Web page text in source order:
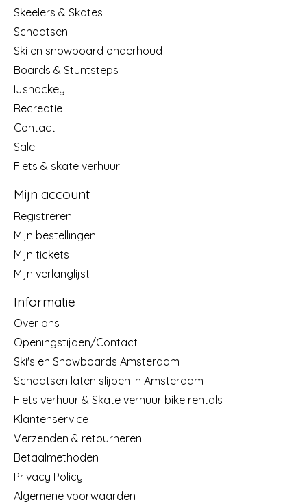
Skeelers & Skates
Schaatsen
Ski en snowboard onderhoud
Boards & Stuntsteps
IJshockey
Recreatie
Contact
Sale
Fiets & skate verhuur
Mijn account
Registreren
Mijn bestellingen
Mijn tickets
Mijn verlanglijst
Informatie
Over ons
Openingstijden/Contact
Ski's en Snowboards Amsterdam
Schaatsen laten slijpen in Amsterdam
Fiets verhuur & Skate verhuur bike rentals
Klantenservice
Verzenden & retourneren
Betaalmethoden
Privacy Policy
Algemene voorwaarden